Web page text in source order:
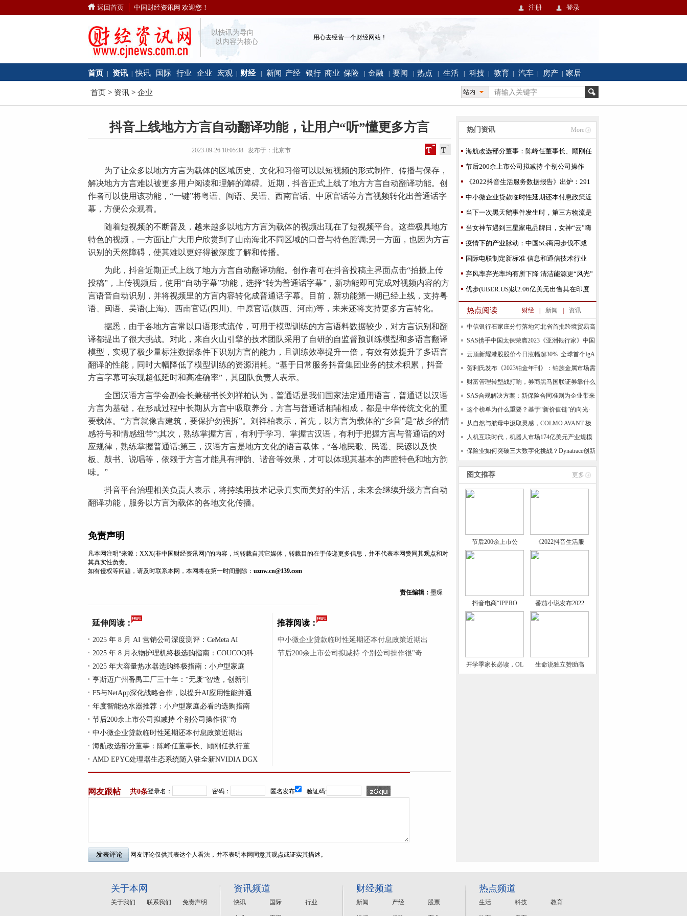
返回首页 中国财经资讯网 欢迎您！ 注册 登录
以快讯为导向
以内容为核心
用心去经营一个财经网站！
首页 资讯 快讯 国际 行业 企业 宏观 财经 新闻 产经 银行 商业 保险 金融 要闻 热点 生活 科技 教育 汽车 房产 家居
首页 > 资讯 > 企业 站内
抖音上线地方方言自动翻译功能，让用户“听”懂更多方言
2023-09-26 10:05:38 发布于：北京市
​为了让众多以地方方言为载体的区域历史、文化和习俗可以以短视频的形式制作、传播与保存，
解决地方方言难以被更多用户阅读和理解的障碍。近期，抖音正式上线了地方方言自动翻译功能。创
作者可以使用该功能，“一键”将粤语、闽语、吴语、西南官话、中原官话等方言视频转化出普通话字
幕，方便公众观看。
随着短视频的不断普及，越来越多以地方方言为载体的视频出现在了短视频平台。这些极具地方
特色的视频，一方面让广大用户欣赏到了山南海北不同区域的口音与特色腔调;另一方面，也因为方言
识别的天然障碍，使其难以更好得被深度了解和传播。
为此，抖音近期正式上线了地方方言自动翻译功能。创作者可在抖音投稿主界面点击“拍摄上传
投稿”，上传视频后，使用“自动字幕”功能，选择“转为普通话字幕”，新功能即可完成对视频内容的方
言语音自动识别，并将视频里的方言内容转化成普通话字幕。目前，新功能第一期已经上线，支持粤
语、闽语、吴语(上海)、西南官话(四川)、中原官话(陕西、河南)等，未来还将支持更多方言转化。
据悉，由于各地方言常以口语形式流传，可用于模型训练的方言语料数据较少，对方言识别和翻
译都提出了很大挑战。对此，来自火山引擎的技术团队采用了自研的自监督预训练模型和多语言翻译
模型，实现了极少量标注数据条件下识别方言的能力，且训练效率提升一倍，有效有效提升了多语言
翻译的性能，同时大幅降低了模型训练的资源消耗。“基于日常服务抖音集团业务的技术积累，抖音
方言字幕可实现超低延时和高准确率”，其团队负责人表示。
全国汉语方言学会副会长兼秘书长刘祥柏认为，普通话是我们国家法定通用语言，普通话以汉语
方言为基础，在形成过程中长期从方言中吸取养分，方言与普通话相辅相成，都是中华传统文化的重
要载体。“方言就像古建筑，要保护勿强拆”。刘祥柏表示，首先，以方言为载体的“乡音”是“故乡的情
感符号和情感纽带”;其次，熟练掌握方言，有利于学习、掌握古汉语，有利于把握方言与普通话的对
应规律，熟练掌握普通话;第三，汉语方言是地方文化的语言载体，“各地民歌、民谣、民谚以及快
板、鼓书、说唱等，依赖于方言才能具有押韵、谐音等效果，才可以体现其基本的声腔特色和地方韵
味。”
抖音平台治理相关负责人表示，将持续用技术记录真实而美好的生活，未来会继续升级方言自动
翻译功能，服务以方言为载体的各地文化传播。
免责声明
凡本网注明“来源：XXX(非中国财经资讯网)”的内容，均转载自其它媒体，转载目的在于传递更多信息，并不代表本网赞同其观点和对
其真实性负责。
如有侵权等问题，请及时联系本网，本网将在第一时间删除： uznw.cn@139.com
责任编辑： 墨琛
延伸阅读：
2025 年 8 月 AI 营销公司深度测评：CeMeta AI
2025 年 8 月衣物护理机终极选购指南：COUCOQ科
2025 年大容量热水器选购终极指南：小户型家庭
亨斯迈广州番禺工厂三十年：“无废”智造，创新引
F5与NetApp深化战略合作，以提升AI应用性能并通
年度智能热水器推荐：小户型家庭必看的选购指南
节后200余上市公司拟减持 个别公司操作很"奇
中小微企业贷款临时性延期还本付息政策近期出
海航改选部分董事：陈峰任董事长、顾刚任执行董
AMD EPYC处理器生态系统随入驻全新NVIDIA DGX
推荐阅读：
中小微企业贷款临时性延期还本付息政策近期出
节后200余上市公司拟减持 个别公司操作很"奇
网友跟帖 共0条登录名： 密码： 匿名发布 验证码:
网友评论仅供其表达个人看法，并不表明本网同意其观点或证实其描述。
热门资讯 More
海航改选部分董事：陈峰任董事长、顾刚任
执行董事长
节后200余上市公司拟减持 个别公司操作
很"奇葩"
《2022抖音生活服务数据报告》出炉：291
万种美食，71万个
中小微企业贷款临时性延期还本付息政策近
期出台
当下一次黑天鹅事件发生时，第三方物流是
否可以做得更好
当女神节遇到三星家电品牌日，女神“云”嗨
购的时刻到了
疫情下的产业脉动：中国5G商用步伐不减
国际电联制定新标准 信息和通信技术行业
2030年温室气
弃风率弃光率均有所下降 清洁能源更“风光”
优步(UBER.US)以2.06亿美元出售其在印度
Uber Eats外卖
热点阅读 财经 新闻 资讯
中信银行石家庄分行落地河北省首批跨境贸易高
水平
SAS携手中国太保荣膺2023《亚洲银行家》中国
合规
云顶新耀港股股价今日涨幅超30% 全球首个IgA
肾
贺利氏发布《2023铂金年刊》：铂族金属市场需
求预计
财富管理转型战打响，券商黑马国联证券靠什么
领跑基
SAS合规解决方案：新保险合同准则为企业带来
新的机
这个榜单为什么重要？基于“新价值链”的向光·
易善
从自然与航母中汲取灵感，COLMO AVANT 极
境空调自由
人机互联时代，机器人市场174亿美元产业规模
背后的
保险业如何突破三大数字化挑战？Dynatrace创新
技术
图文推荐 更多
节后200余上市公 《2022抖音生活服
抖音电商“IPPRO 番茄小说发布2022
开学季家长必读，OL 生命说独立赞助高
关于本网
关于我们 联系我们 免责声明
资讯频道
快讯 国际 行业
财经频道
新闻 产经 股票
热点频道
生活 科技 教育